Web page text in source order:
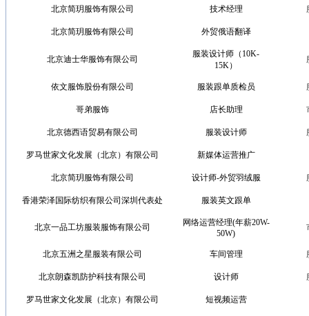
北京简玥服饰有限公司 技术经理
北京简玥服饰有限公司 外贸俄语翻译
北京迪士华服饰有限公司
服装设计师（10K-
15K）
依文服饰股份有限公司 服装跟单质检员
哥弟服饰 店长助理
北京德西语贸易有限公司 服装设计师
罗马世家文化发展（北京）有限公司 新媒体运营推广
北京简玥服饰有限公司 设计师-外贸羽绒服
香港荣泽国际纺织有限公司深圳代表处 服装英文跟单
北京一品工坊服装服饰有限公司
网络运营经理(年薪20W-
50W)
北京五洲之星服装有限公司 车间管理
北京朗森凯防护科技有限公司 设计师
罗马世家文化发展（北京）有限公司 短视频运营